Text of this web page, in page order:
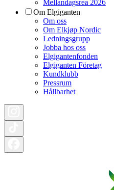
Mellandagsrea 2026
Om Elgiganten
Om oss
Om Elkjøp Nordic
Ledningsgrupp
Jobba hos oss
Elgigantenfonden
Elgiganten Företag
Kundklubb
Pressrum
Hållbarhet